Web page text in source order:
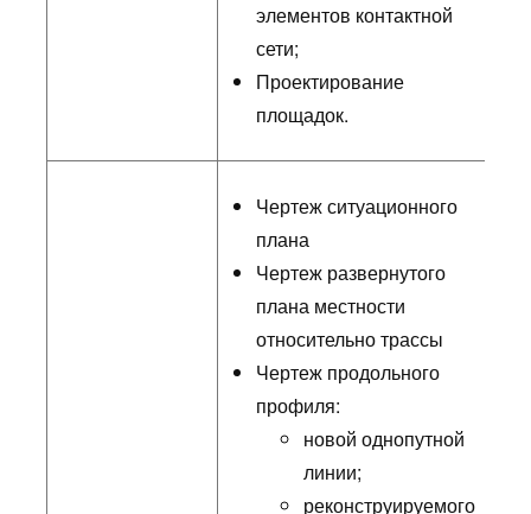
элементов контактной
сети;
Проектирование
площадок.
Чертеж ситуационного
плана
Чертеж развернутого
плана местности
относительно трассы
Чертеж продольного
профиля:
новой однопутной
линии;
реконструируемого